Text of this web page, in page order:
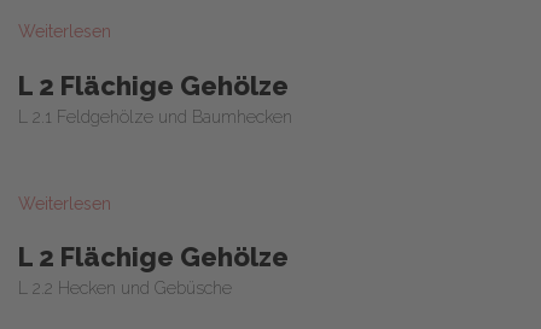
Weiterlesen
L 2 Flächige Gehölze
L 2.1 Feldgehölze und Baumhecken
Weiterlesen
L 2 Flächige Gehölze
L 2.2 Hecken und Gebüsche